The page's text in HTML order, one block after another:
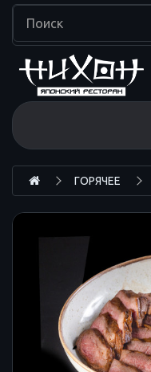
ГОРЯЧЕЕ